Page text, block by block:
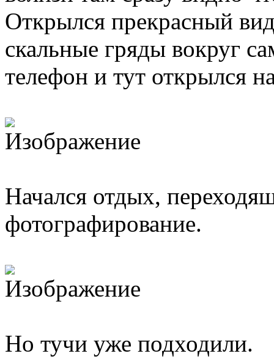
Открылся прекрасный
скальные гряды вокруг
телефон и тут открылся
Начался отдых,
фотографирование.
Но тучи уже подходили.